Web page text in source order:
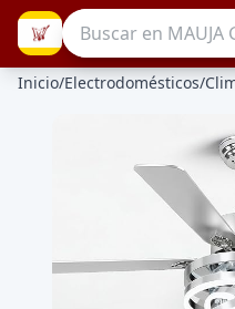
Inicio/Electrodomésticos/